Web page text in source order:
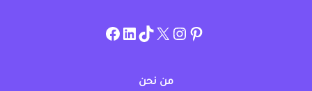
pinterest
allcouponat
twitter
TikTok
linkedin
facebook
من نحن